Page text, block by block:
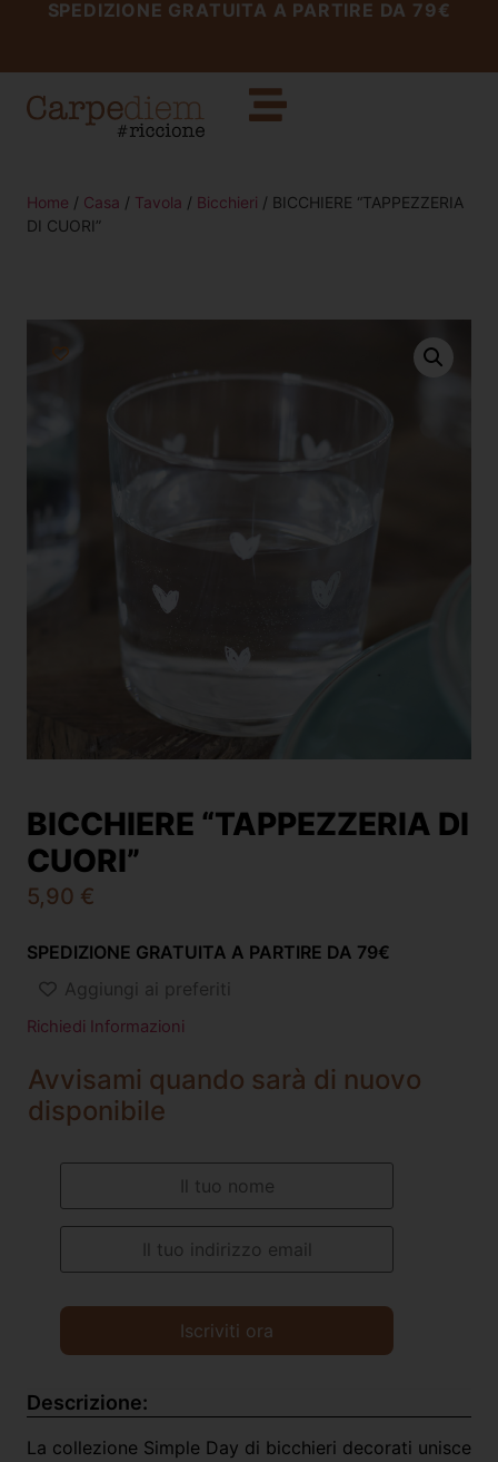
SPEDIZIONE GRATUITA A PARTIRE DA 79€
Home / Casa / Tavola / Bicchieri / BICCHIERE “TAPPEZZERIA
DI CUORI”
BICCHIERE “TAPPEZZERIA DI
CUORI”
5,90 €
SPEDIZIONE GRATUITA A PARTIRE DA 79€
Aggiungi ai preferiti
Richiedi Informazioni
Avvisami quando sarà di nuovo
disponibile
Descrizione:
La collezione Simple Day di bicchieri decorati unisce